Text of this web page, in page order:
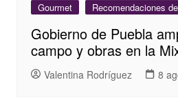
Gourmet Recomendaciones
Gobierno de Puebla
campo y obras en la
Valentina Rodríguez 8